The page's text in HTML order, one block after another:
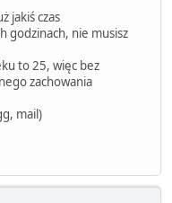
jakiś czas
godzinach, nie musisz
to 25, więc bez
zachowania
mail)